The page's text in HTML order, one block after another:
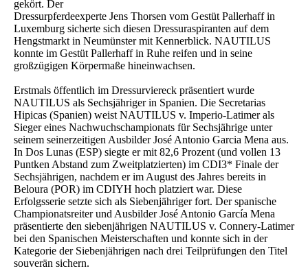
gekört. Der
Dressurpferdeexperte Jens Thorsen vom Gestüt Pallerhaff in
Luxemburg sicherte sich diesen Dressuraspiranten auf dem
Hengstmarkt in Neumünster mit Kennerblick. NAUTILUS
konnte im Gestüt Pallerhaff in Ruhe reifen und in seine
großzügigen Körpermaße hineinwachsen.
Erstmals öffentlich im Dressurviereck präsentiert wurde
NAUTILUS als Sechsjähriger in Spanien. Die Secretarias
Hipicas (Spanien) weist NAUTILUS v. Imperio-Latimer als
Sieger eines Nachwuchschampionats für Sechsjährige unter
seinem seinerzeitigen Ausbilder José Antonio Garcia Mena aus.
In Dos Lunas (ESP) siegte er mit 82,6 Prozent (und vollen 13
Puntken Abstand zum Zweitplatzierten) im CDI3* Finale der
Sechsjährigen, nachdem er im August des Jahres bereits in
Beloura (POR) im CDIYH hoch platziert war. Diese
Erfolgsserie setzte sich als Siebenjähriger fort. Der spanische
Championatsreiter und Ausbilder José Antonio García Mena
präsentierte den siebenjährigen NAUTILUS v. Connery-Latimer
bei den Spanischen Meisterschaften und konnte sich in der
Kategorie der Siebenjährigen nach drei Teilprüfungen den Titel
souverän sichern.